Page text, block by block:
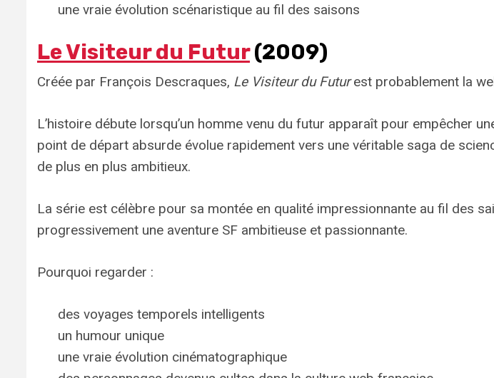
une vraie évolution scénaristique au fil des saisons
Le Visiteur du Futur(2009)
Créée par François Descraques, Le Visiteur du Futurest probablement la
L’histoire débute lorsqu’un homme venu du futur apparaît pour empêcher
point de départ absurde évolue rapidement vers une véritable saga de
de plus en plus ambitieux.
La série est célèbre pour sa montée en qualité impressionnante au fil des
progressivement une aventure SF ambitieuse et passionnante.
Pourquoi regarder :
des voyages temporels intelligents
un humour unique
une vraie évolution cinématographique